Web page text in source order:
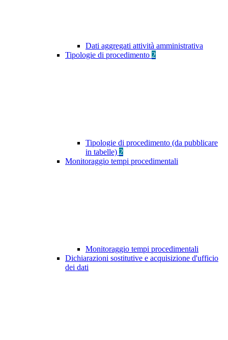
Dati aggregati attività amministrativa
Tipologie di procedimento 2
Tipologie di procedimento (da pubblicare
in tabelle) 2
Monitoraggio tempi procedimentali
Monitoraggio tempi procedimentali
Dichiarazioni sostitutive e acquisizione d'ufficio
dei dati